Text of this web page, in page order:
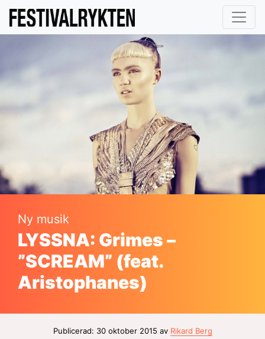
Ny musik
LYSSNA: Grimes –
”SCREAM” (feat.
Aristophanes)
Publicerad: 30 oktober 2015 av Rikard Berg